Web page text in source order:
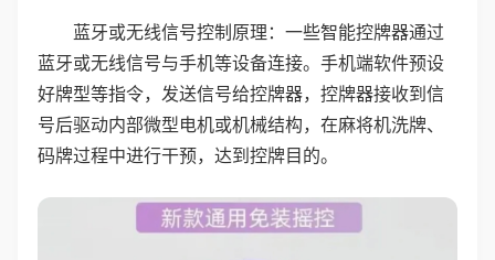
蓝牙或无线信号控制原理：一些智能控牌器通过
蓝牙或无线信号与手机等设备连接。手机端软件预设
好牌型等指令，发送信号给控牌器，控牌器接收到信
号后驱动内部微型电机或机械结构，在麻将机洗牌、
码牌过程中进行干预，达到控牌目的。